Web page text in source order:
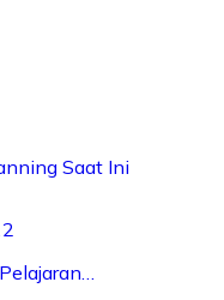
Saat Ini